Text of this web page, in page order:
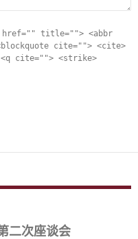
href="" title=""> <abbr
cite=""> <cite>
<q cite=""> <strike>
二次座谈会